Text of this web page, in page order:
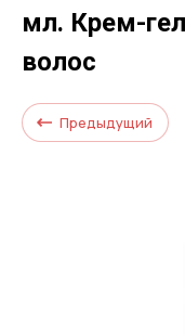
мл. Крем-
волос
Предыдущий